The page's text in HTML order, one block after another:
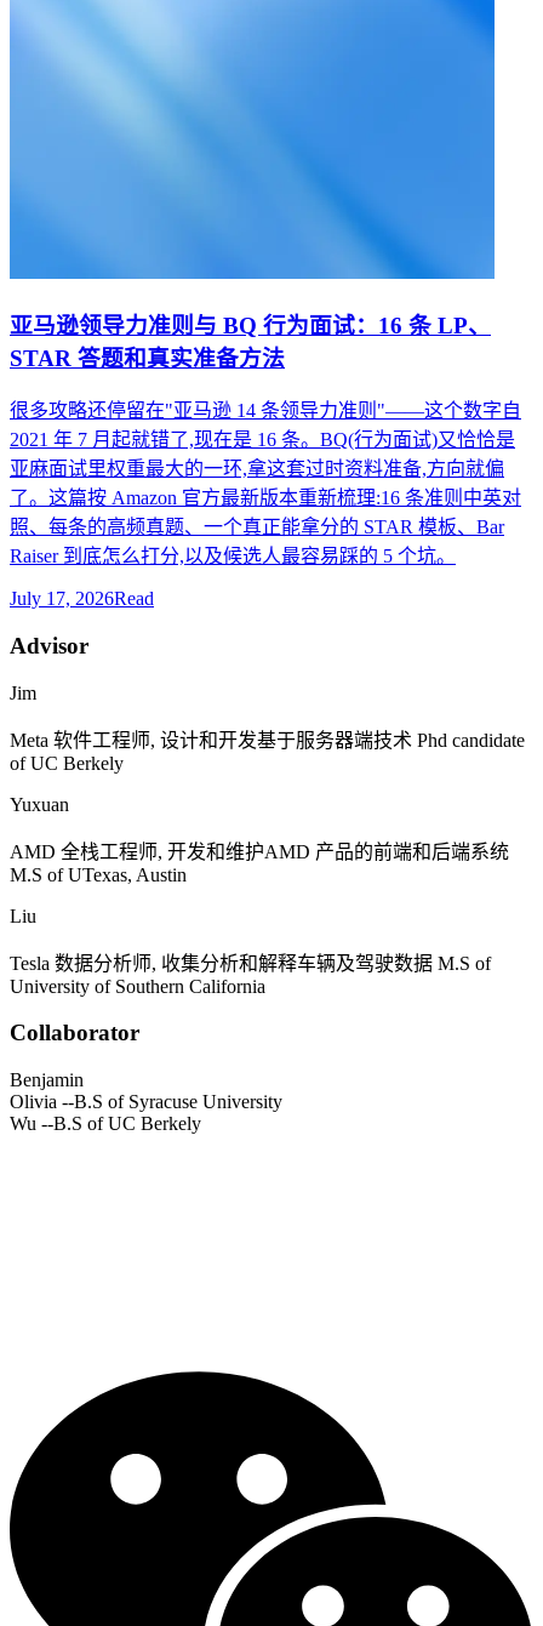
亚马逊领导力准则与 BQ 行为面试：16 条 LP、
STAR 答题和真实准备方法
很多攻略还停留在"亚马逊 14 条领导力准则"——这个数字自
2021 年 7 月起就错了,现在是 16 条。BQ(行为面试)又恰恰是
亚麻面试里权重最大的一环,拿这套过时资料准备,方向就偏
了。这篇按 Amazon 官方最新版本重新梳理:16 条准则中英对
照、每条的高频真题、一个真正能拿分的 STAR 模板、Bar
Raiser 到底怎么打分,以及候选人最容易踩的 5 个坑。
July 17, 2026Read
Advisor
Jim
Meta 软件工程师, 设计和开发基于服务器端技术 Phd candidate
of UC Berkely
Yuxuan
AMD 全栈工程师, 开发和维护AMD 产品的前端和后端系统
M.S of UTexas, Austin
Liu
Tesla 数据分析师, 收集分析和解释车辆及驾驶数据 M.S of
University of Southern California
Collaborator
Benjamin
Olivia --B.S of Syracuse University
Wu --B.S of UC Berkely